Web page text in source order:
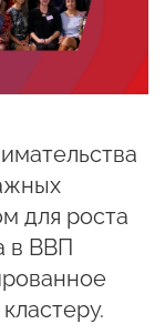
для роста
в ВВП